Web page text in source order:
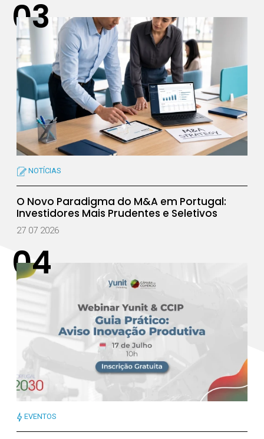
NOTÍCIAS
O Novo Paradigma do M&A em Portugal:
Investidores Mais Prudentes e Seletivos
27 07 2026
EVENTOS